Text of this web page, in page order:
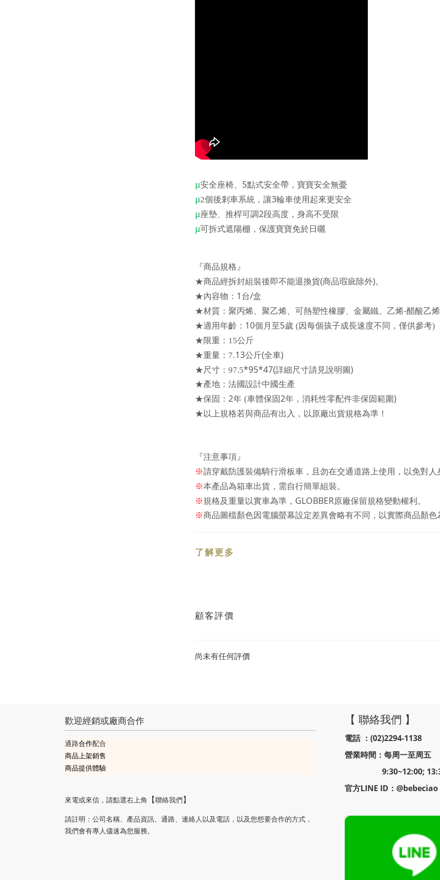
µ安全座椅、 5點式安全帶，寶寶安全無憂
µ2個後剎 車系統，讓3輪車使用起來更安全
µ座墊、推桿可調2段高度，身高不受限
µ可拆式遮陽棚，保護寶寶免於日 曬
『商品規格』
★商品經拆封組裝後即不能退換貨(商品瑕疵除外)。
★內容物： 1 台/盒
★材質：聚丙烯、聚乙烯、可熱塑性橡膠、金屬鐵、乙烯-醋酸乙烯
★適用年齡： 10個月至5歲 (因每個孩子成長速度不同，僅供參考)
★限重：15公斤
★重量：7.13公斤(全車)
★尺寸：97.5*95*47(詳細尺寸請見說明圖)
★產地：法國設計中國生產
★保固： 2年 (車體保固2年，消耗性零配件非保固範圍)
★ 以上規格若與商品有出入，以原廠出貨規格為準！
『注意事項』
※請穿戴防護裝備騎行滑板車，且勿在交通道路上使用，以免對
※本產品為箱車出貨，需自行簡單組裝。
※規格及重量以實車為準， GLOBBER原廠保留規格變動權利。
※商品圖檔顏色因電腦螢幕設定差異會略有不同，以實際商品顏色
了解更多
顧客評價
尚未有任何評價
歡迎經銷或廠商合作
通路合作配合
商品上架銷售
商品提供體驗
來電或來信 ，請點選右上角 【聯絡我們 】
請註明 ： 公司名稱、產品資訊、通路、連絡人以及電話，以及您想要合作的方式，
我們會有專人儘速為您服務。
【 聯絡我們 】
電話 ：(02)2294-1138
營業時間：每周一至周五
9:30~12:00;
官方LINE ID：@bebeciao